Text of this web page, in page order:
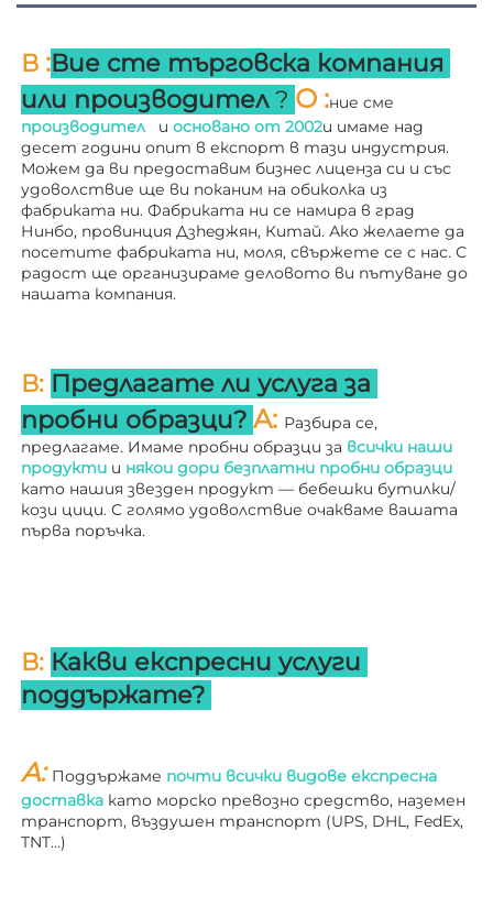
В :Вие сте търговска компания
или производител ? О :
производител и основано от 2002и имаме над
десет години опит в експорт в тази индустрия.
Можем да ви предоставим бизнес лиценза си и със
удоволствие ще ви поканим на обиколка из
фабриката ни. Фабриката ни се намира в град
Нинбо, провинция Дзheджян, Китай. Ако желаете да
посетите фабриката ни, моля, свържете се с нас. С
радост ще организираме деловото ви пътуване до
нашата компания.
В: Предлагате ли услуга за
пробни образци? A: Разбира се,
предлагаме. Имаме пробни образци за всички наши
продукти и
като нашия звезден продукт — бебешки бутилки/
кози цици. С голямо удоволствие очакваме вашата
първа поръчка.
В: Какви експресни услуги
поддържате?
A: Поддържаме почти всички видове експресна
доставка като морско превозно средство, наземен
транспорт, въздушен транспорт (UPS, DHL, FedEx,
TNT…)